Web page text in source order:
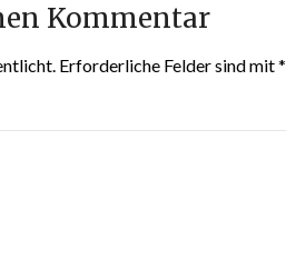
Kommentar
Erforderliche Felder sind mit*